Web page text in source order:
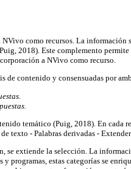
como recursos. La información
2018). Este complemento
a NVivo como recurso.
de contenido y consensuadas por
temático (Puig, 2018). En cada
texto - Palabras derivadas -
se extiende la selección. La
programas, estas categorías se